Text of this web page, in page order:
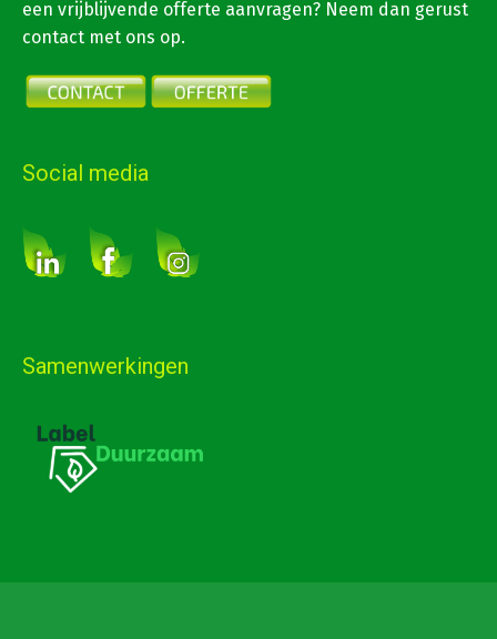
een vrijblijvende offerte aanvragen? Neem dan gerust
contact met ons op.
Social media
Samenwerkingen